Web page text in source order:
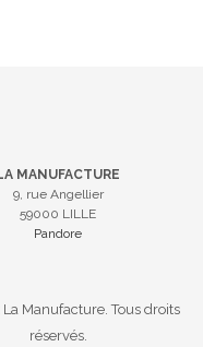
MANUFACTURE
9, rue Angellier
59000 LILLE
Pandore
Manufacture. Tous droits
réservés.